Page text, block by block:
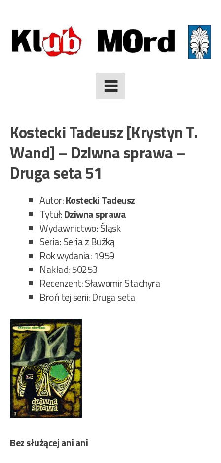
to
content
Kostecki Tadeusz [Krystyn T.
Wand] – Dziwna sprawa –
Druga seta 51
Autor:Kostecki Tadeusz
Tytuł:Dziwna sprawa
Wydawnictwo: Śląsk
Seria: Seria z Buźką
Rok wydania: 1959
Nakład: 50253
Recenzent: Sławomir Stachyra
Broń tej serii: Druga seta
Bez służącej ani ani